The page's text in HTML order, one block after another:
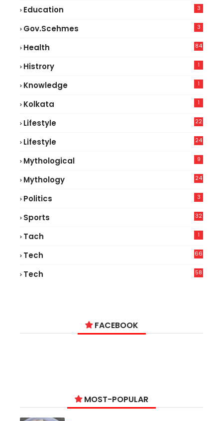
Education 3
Gov.scehmes 3
Health
84
Histrory 1
Knowledge 1
Kolkata 1
Lifestyle
22
Lifestyle
24
Mythological 9
Mythology 24
Politics 3
Sports 32
Tach 1
Tech
66
Tech
58
FACEBOOK
MOST-POPULAR